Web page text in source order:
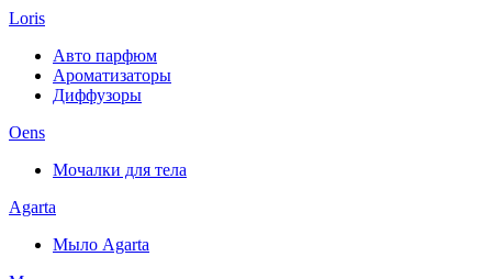
Loris
Авто парфюм
Ароматизаторы
Диффузоры
Oens
Мочалки для тела
Agarta
Мыло Agarta